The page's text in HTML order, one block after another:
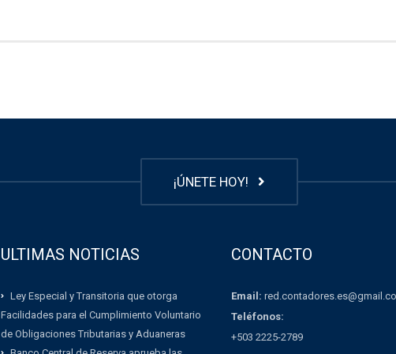
¡ÚNETE HOY!
ULTIMAS NOTICIAS
Ley Especial y Transitoria que otorga
Facilidades para el Cumplimiento Voluntario
de Obligaciones Tributarias y Aduaneras
CONTACTO
Email:
Teléfonos:
+503 2225-2789